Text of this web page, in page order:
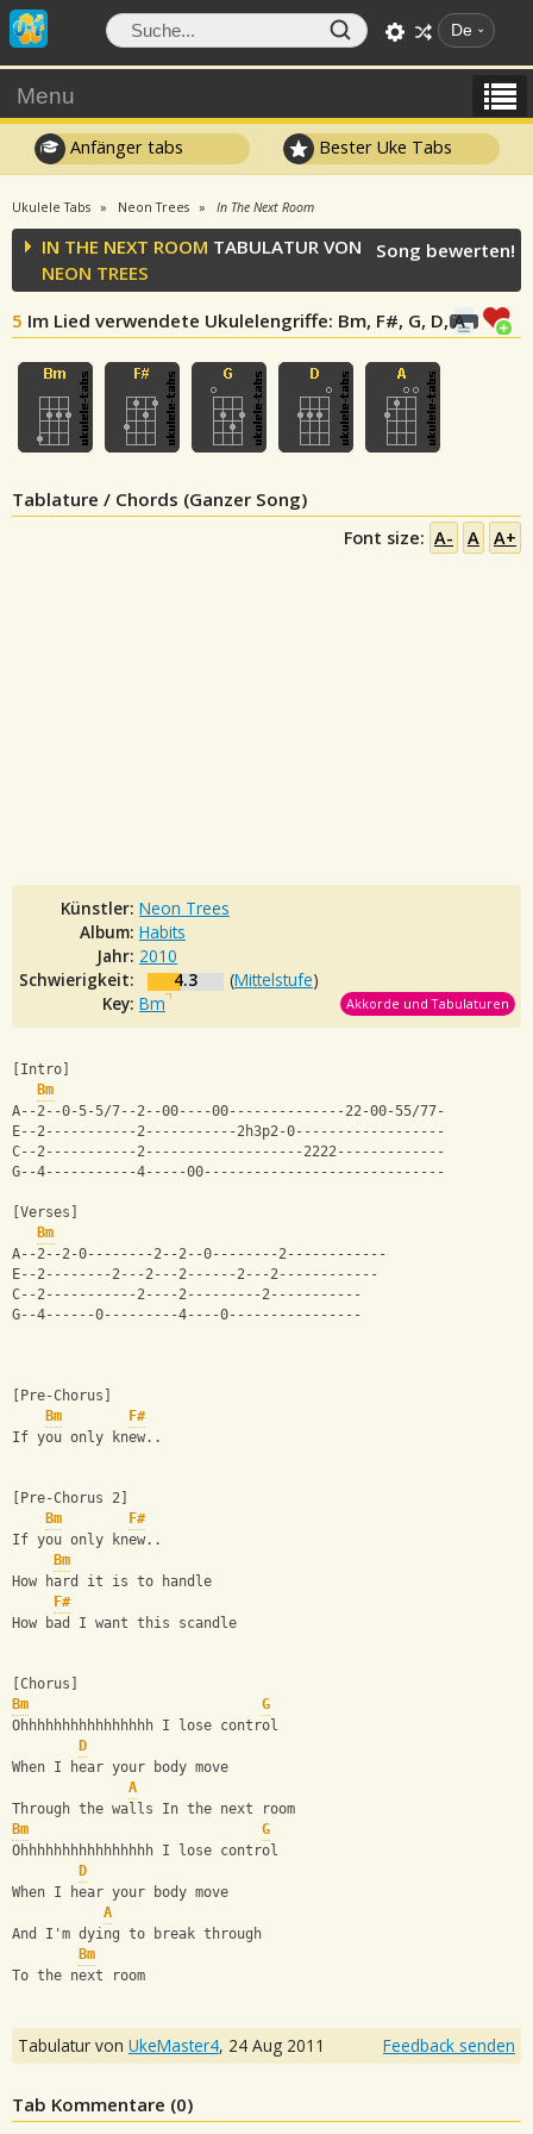
De
Menu
Anfänger tabs Bester Uke Tabs
Ukulele Tabs Neon Trees In The Next Room
IN THE NEXT ROOM TABULATUR VON
NEON TREES
5 Im Lied verwendete Ukulelengriffe: Bm, F#, G, D, A
Song bewerten!
Tablature / Chords (Ganzer Song)
Font size: A- A A+
Künstler: Neon Trees
Album: Habits
Jahr: 2010
Schwierigkeit:
4.3 (Mittelstufe)
Key: Bm Akkorde und Tabulaturen
[Intro]
Bm
A--2--0-5-5/7--2--00----00--------------22-00-55/77-
E--2-----------2-----------2h3p2-0------------------
C--2-----------2-------------------2222-------------
G--4-----------4-----00-----------------------------
[Verses]
Bm
A--2--2-0--------2--2--0--------2------------
E--2--------2---2---2------2---2------------
C--2-----------2----2---------2-----------
G--4------0---------4----0----------------
[Pre-Chorus]
Bm
F#
If you only knew..
[Pre-Chorus 2]
Bm
F#
If you only knew..
Bm
How hard it is to handle
F#
How bad I want this scandle
[Chorus]
Bm
G
Ohhhhhhhhhhhhhhhh I lose control
D
When I hear your body move
A
Through the walls In the next room
Bm
G
Ohhhhhhhhhhhhhhhh I lose control
D
When I hear your body move
A
And I'm dying to break through
Bm
To the next room
Tabulatur von UkeMaster4, 24 Aug 2011 Feedback senden
Tab Kommentare (0)